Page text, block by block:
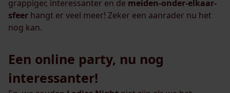
grappiger, interessanter en de meiden-onder-elkaar-
sfeer hangt er veel meer! Zeker een aanrader nu het
nog kan.
Een online party, nu nog
interessanter!